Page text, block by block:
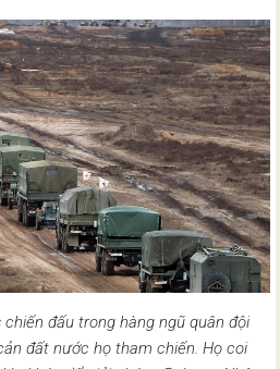
đấu trong hàng ngũ quân đội
đất nước họ tham chiến. Họ coi